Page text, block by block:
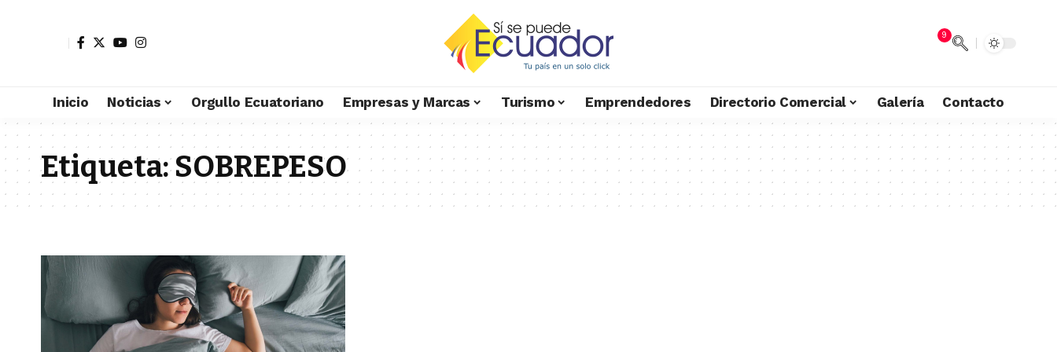
9
Inicio Noticias Orgullo Ecuatoriano Empresas y Marcas Turismo Emprendedores Directorio Comercial Galería Contacto
Etiqueta:SOBREPESO